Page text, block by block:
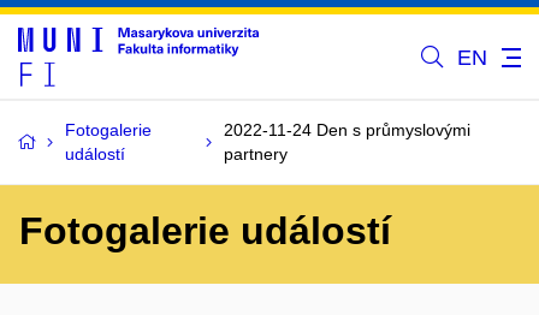
EN
Fotogalerie
událostí
2022-11-24 Den s průmyslovými
partnery
Fotogalerie událostí